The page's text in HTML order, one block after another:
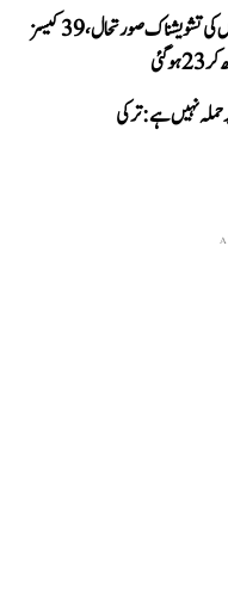
گجرات میں ’چاندی پورہ‘ وائرس کی تشویشناک صورتحال، 39 کیسز
حملہ نہیں ہے: ترکی